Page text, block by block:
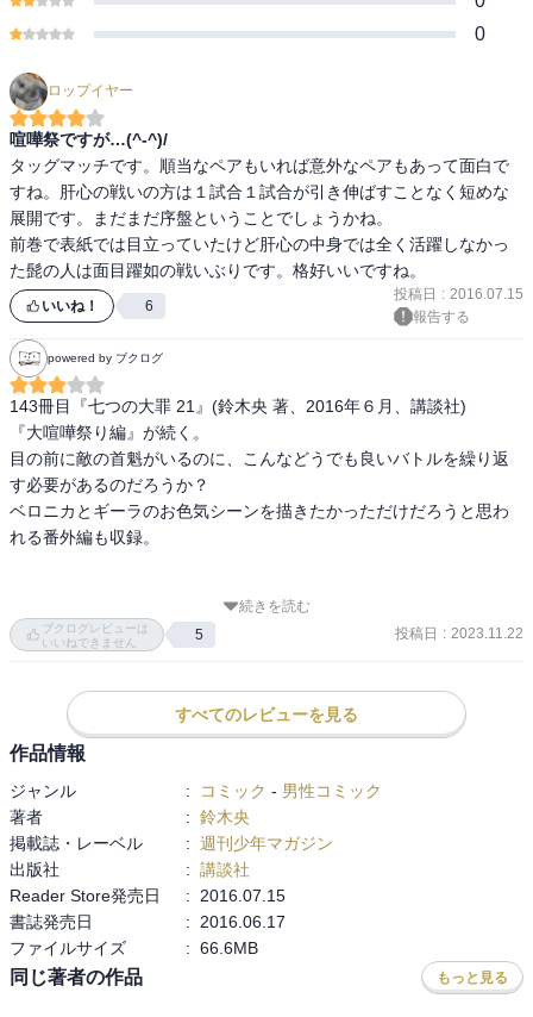
0
ロップイヤー
喧嘩祭ですが…(^-^)/
タッグマッチです。順当なペアもいれば意外なペアもあって面白で
すね。肝心の戦いの方は１試合１試合が引き伸ばすことなく短めな
展開です。まだまだ序盤ということでしょうかね。
前巻で表紙では目立っていたけど肝心の中身では全く活躍しなかっ
た髭の人は面目躍如の戦いぶりです。格好いいですね。
いいね！ 6
投稿日 : 2016.07.15
報告する
powered by ブクログ
143冊目『七つの大罪 21』(鈴木央 著、2016年６月、講談社)
『大喧嘩祭り編』が続く。
目の前に敵の首魁がいるのに、こんなどうでも良いバトルを繰り返
す必要があるのだろうか？
ベロニカとギーラのお色気シーンを描きたかっただけだろうと思わ
れる番外編も収録。
続きを読む
ブクログレビューは
いいねできません
5 投稿日 : 2023.11.22
すべてのレビューを見る
作品情報
ジャンル : コミック - 男性コミック
著者
: 鈴木央
掲載誌・レーベル
: 週刊少年マガジン
出版社
: 講談社
Reader Store発売日
:
2016.07.15
書誌発売日
:
2016.06.17
ファイルサイズ
: 66.6MB
同じ著者の作品 もっと見る